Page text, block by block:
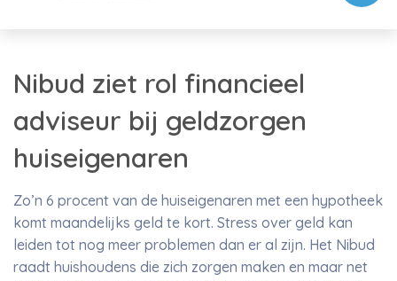
Nibud ziet rol financieel
adviseur bij geldzorgen
huiseigenaren
Zo’n 6 procent van de huiseigenaren met een hypotheek
komt maandelijks geld te kort. Stress over geld kan
leiden tot nog meer problemen dan er al zijn. Het Nibud
raadt huishoudens die zich zorgen maken en maar net